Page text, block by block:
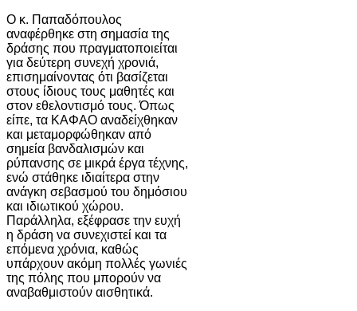
Ο κ. Παπαδόπουλος
αναφέρθηκε στη σημασία της
δράσης που πραγματοποιείται
για δεύτερη συνεχή χρονιά,
επισημαίνοντας ότι βασίζεται
στους ίδιους τους μαθητές και
στον εθελοντισμό τους. Όπως
είπε, τα ΚΑΦΑΟ αναδείχθηκαν
και μεταμορφώθηκαν από
σημεία βανδαλισμών και
ρύπανσης σε μικρά έργα τέχνης,
ενώ στάθηκε ιδιαίτερα στην
ανάγκη σεβασμού του δημόσιου
και ιδιωτικού χώρου.
Παράλληλα, εξέφρασε την ευχή
η δράση να συνεχιστεί και τα
επόμενα χρόνια, καθώς
υπάρχουν ακόμη πολλές γωνιές
της πόλης που μπορούν να
αναβαθμιστούν αισθητικά.